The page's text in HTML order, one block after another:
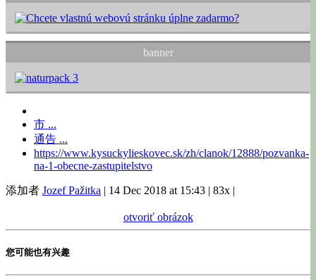
banner
市 ...
通告 ...
https://www.kysuckylieskovec.sk/zh/clanok/12888/pozvanka-
na-1-obecne-zastupitelstvo
添加者 Jozef Pažitka | 14 Dec 2018 at 15:43 | 83x |
otvoriť obrázok
您可能也有兴趣